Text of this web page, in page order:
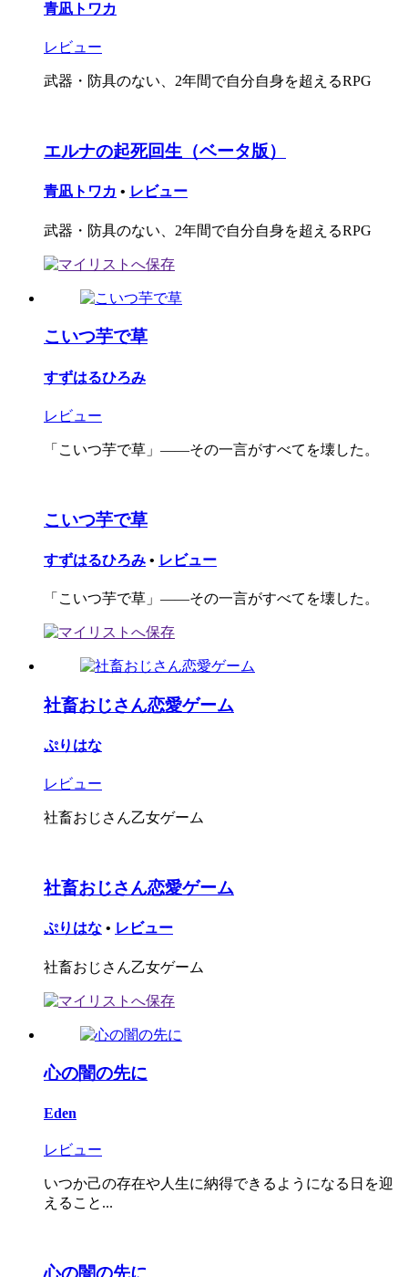
青凪トワカ
レビュー
武器・防具のない、2年間で自分自身を超えるRPG
エルナの起死回生（ベータ版）
青凪トワカ • レビュー
武器・防具のない、2年間で自分自身を超えるRPG
こいつ芋で草
すずはるひろみ
レビュー
「こいつ芋で草」――その一言がすべてを壊した。
こいつ芋で草
すずはるひろみ • レビュー
「こいつ芋で草」――その一言がすべてを壊した。
社畜おじさん恋愛ゲーム
ぷりはな
レビュー
社畜おじさん乙女ゲーム
社畜おじさん恋愛ゲーム
ぷりはな • レビュー
社畜おじさん乙女ゲーム
心の闇の先に
Eden
レビュー
いつか己の存在や人生に納得できるようになる日を迎
えること...
心の闇の先に